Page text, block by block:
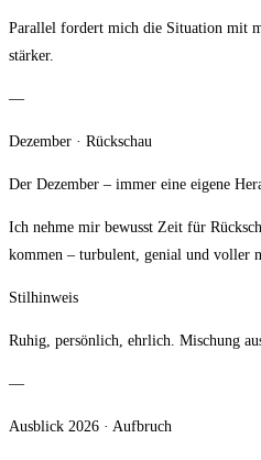
Parallel fordert mich die Situation mit
stärker.
—
Dezember · Rückschau
Der Dezember – immer eine eigene
Ich nehme mir bewusst Zeit für
kommen – turbulent, genial und voller
Stilhinweis
Ruhig, persönlich, ehrlich. Mischung
—
Ausblick 2026 · Aufbruch